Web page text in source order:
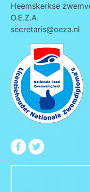
Heemskerkse
O.E.Z.A.
secretaris@oeza.nl